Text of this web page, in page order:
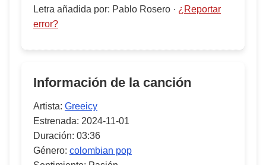
Letra añadida por: Pablo Rosero · ¿Reportar
error?
Información de la canción
Artista: Greeicy
Estrenada: 2024-11-01
Duración: 03:36
Género: colombian pop